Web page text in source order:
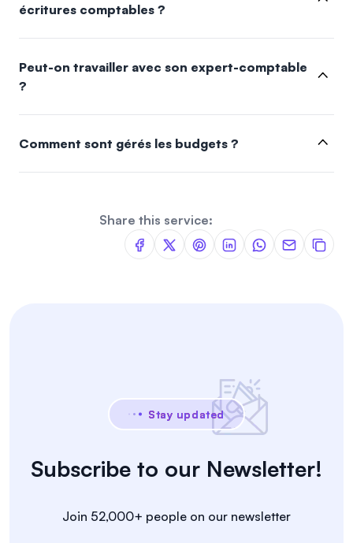
écritures comptables ?
Peut-on travailler avec son expert-comptable
?
Comment sont gérés les budgets ?
Share this service:
Stay updated
Subscribe to our Newsletter!
Join 52,000+ people on our newsletter